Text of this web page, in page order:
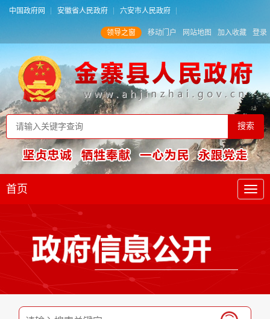
中国政府网 安徽省人民政府 六安市人民政府
领导之窗 移动门户 网站地图 加入收藏 登录
首页